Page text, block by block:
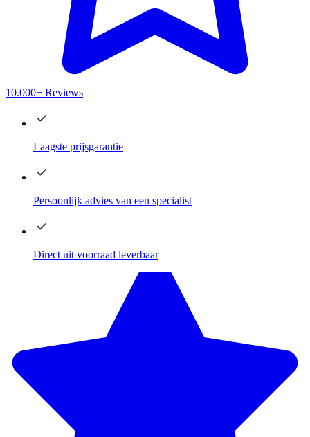
10.000+ Reviews
Laagste prijsgarantie
Persoonlijk advies van een specialist
Direct uit voorraad leverbaar